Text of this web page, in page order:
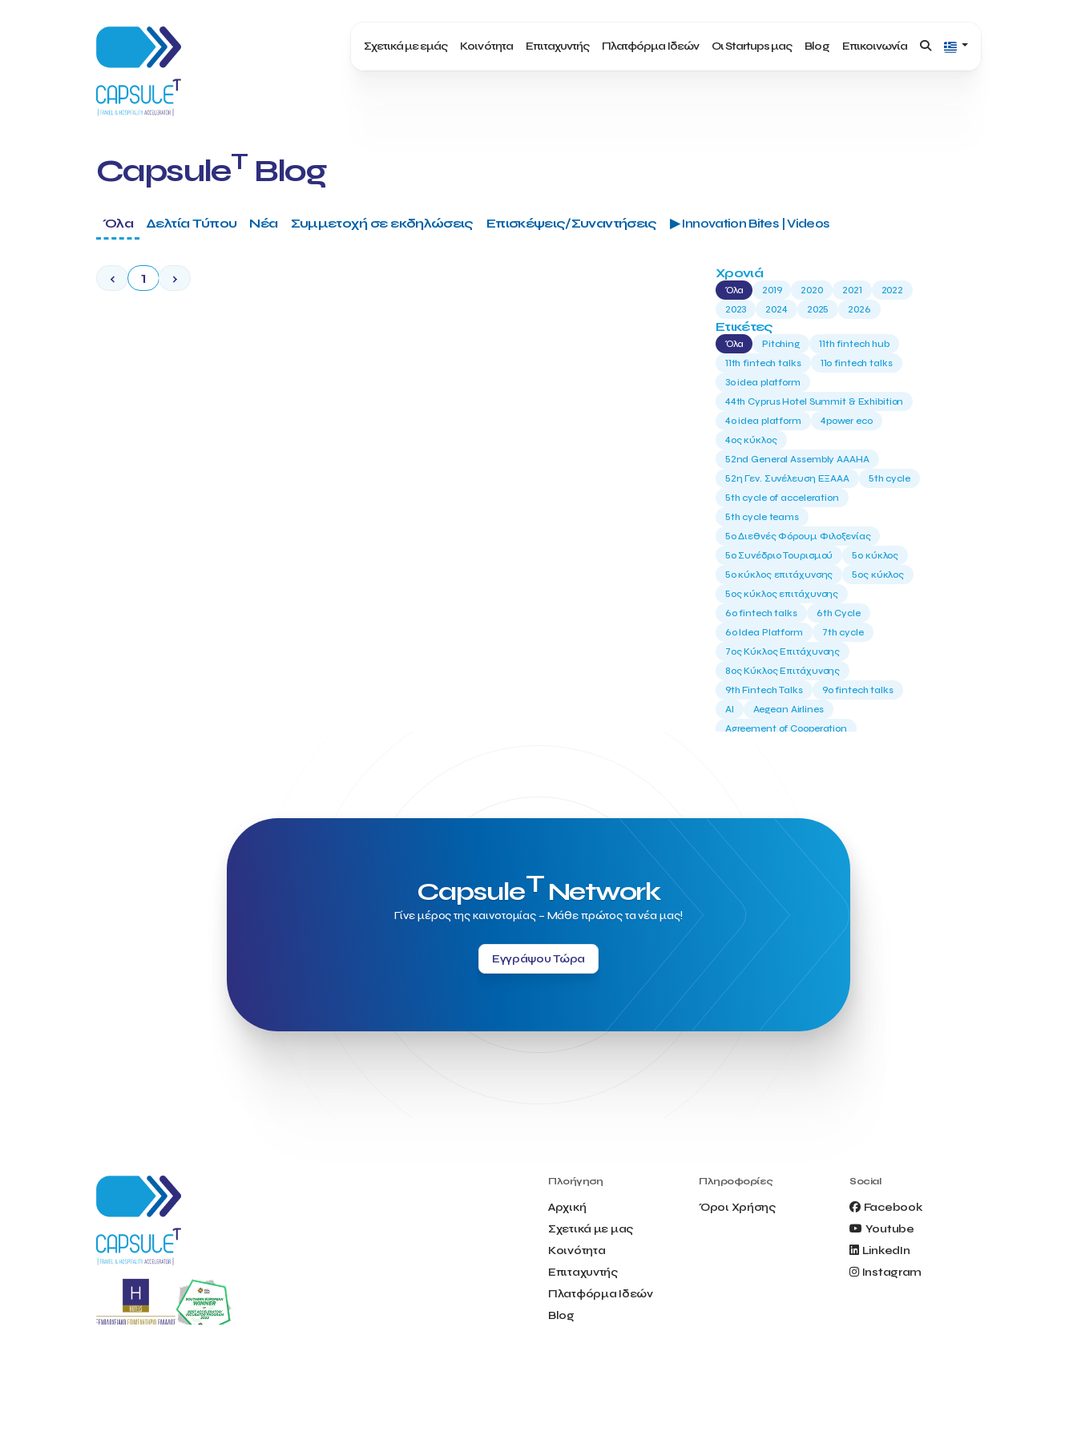
Σχετικά με εμάς Κοινότητα Επιταχυντής Πλατφόρμα Ιδεών Οι Startups μας Blog Επικοινωνία
CapsuleT Blog
Όλα Δελτία Τύπου Νέα Συμμετοχή σε εκδηλώσεις Επισκέψεις/Συναντήσεις ▶ Innovation Bites | Videos
‹ 1 › Χρονιά
Όλα 2019 2020 2021
2022
2023
2024 2025 2026
Ετικέτες
Όλα Pitching
11th fintech hub
11th fintech talks
11ο fintech talks
3o idea platform
44th Cyprus Hotel Summit & Exhibition
4o idea platform
4power eco
4ος κύκλος
52nd General Assembly AAAHA
52η Γεν. Συνέλευση ΕΞΑΑΑ
5th cycle
5th cycle of acceleration
5th cycle teams
5ο Διεθνές Φόρουμ Φιλοξενίας
5ο Συνέδριο Τουρισμού
5ο κύκλος
5ο κύκλος επιτάχυνσης
5ος κύκλος
5ος κύκλος επιτάχυνσης
6o fintech talks
6th Cycle
6ο Idea Platform
7th cycle
7ος Κύκλος Επιτάχυνσης
8ος Κύκλος Επιτάχυνσης
9th Fintech Talks
9ο fintech talks
AI
Aegean Airlines
Agreement of Cooperation
Amirandes Grecotel Boutique Resort
Angela Gerekou
Applications
Archimedes Center
Artificial Intelligence
Athens News Agency
Athens University of Economics &
Business
Best accelerator
Best incubator
Bizrupt
Booths 34-35
Borrn
Boutique Hotel
Cactus Royal Spa & Resort Hotel.
Campsaround
Canaves Oia Suites
Creta Maris
Creta Palm
Culture
Deliverback
CapsuleTNetwork
Γίνε μέρος της καινοτομίας – Μάθε πρώτος τα νέα μας!
Εγγράψου Τώρα
Πλοήγηση
Αρχική
Σχετικά με μας
Κοινότητα
Επιταχυντής
Πλατφόρμα Ιδεών
Blog
Πληροφορίες
Όροι Χρήσης
Social
Facebook
Youtube
LinkedIn
Instagram